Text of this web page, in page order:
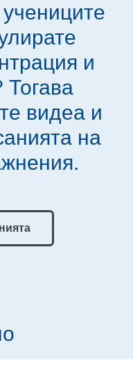
и
Тогава
видеа и
на